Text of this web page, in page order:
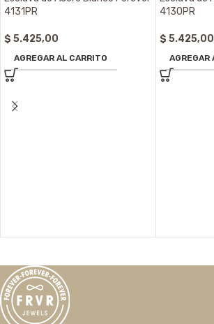
4131PR
$ 5.425,00
AGREGAR AL CARRITO
4130PR
$ 5.425,00
AGREGAR